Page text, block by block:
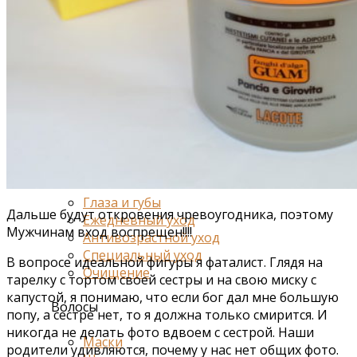
Средства от отечности
Коррекция фигуры и лифтинг
Специальный уход
Для живота и талии
Глаза и губы
Ежедневный уход
Антивозрастной уход
Специальный уход
Очищение
Волосы
Маски
Дальше будут откровения чревоугодника, поэтому
Мужчинам вход воспрещен!!!!
В вопросе идеальной фигуры я фаталист. Глядя на
тарелку с тортом своей сестры и на свою миску с
капустой, я понимаю, что если бог дал мне большую
попу, а сестре нет, то я должна только смирится. И
никогда не делать фото вдвоем с сестрой. Наши
родители удивляются, почему у нас нет общих фото.